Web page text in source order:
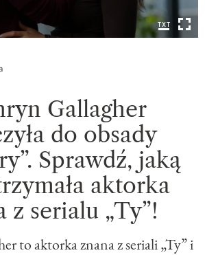
Gallagher
do obsady
Sprawdź, jaką
aktorka
z serialu „Ty”!
to aktorka znana z seriali „Ty” i